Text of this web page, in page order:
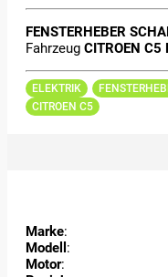
FENSTERHEBER
Fahrzeug CITROEN C5
ELEKTRIK
CITROEN C5
Marke:
Modell :
Motor: